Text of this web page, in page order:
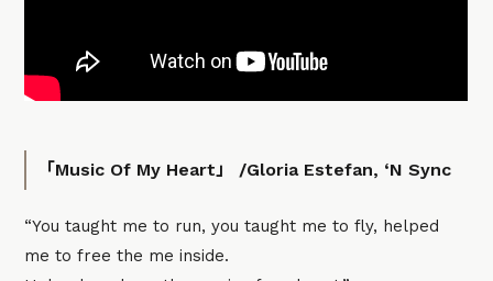
「Music Of My Heart」 /Gloria Estefan, ‘N Sync
“You taught me to run, you taught me to fly, helped
me to free the me inside.